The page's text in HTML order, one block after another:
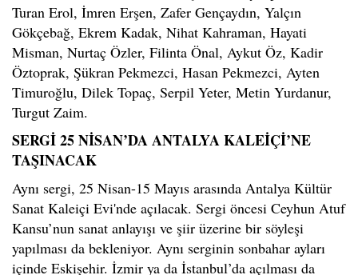
Turan Erol, İmren Erşen, Zafer Gençaydın, Yalçın
Gökçebağ, Ekrem Kadak, Nihat Kahraman, Hayati
Misman, Nurtaç Özler, Filinta Önal, Aykut Öz, Kadir
Öztoprak, Şükran Pekmezci, Hasan Pekmezci, Ayten
Timuroğlu, Dilek Topaç, Serpil Yeter, Metin Yurdanur,
Turgut Zaim.
SERGİ 25 NİSAN’DA ANTALYA KALEİÇİ’NE
TAŞINACAK
Aynı sergi, 25 Nisan-15 Mayıs arasında Antalya Kültür
Sanat Kaleiçi Evi'nde açılacak. Sergi öncesi Ceyhun Atuf
Kansu’nun sanat anlayışı ve şiir üzerine bir söyleşi
yapılması da bekleniyor. Aynı serginin sonbahar ayları
içinde Eskişehir. İzmir ya da İstanbul’da açılması da